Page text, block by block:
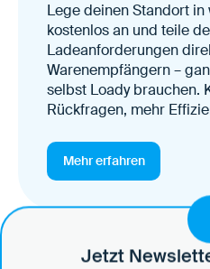
Lege deinen Standort
kostenlos an und teile
Ladeanforderungen
Warenempfängern –
selbst Loady brauchen.
Rückfragen, mehr
Mehr erfahren
Jetzt